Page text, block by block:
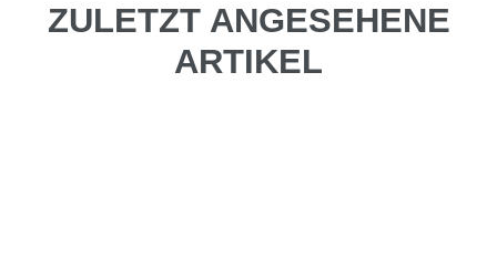
ZULETZT ANGESEHENE
ARTIKEL